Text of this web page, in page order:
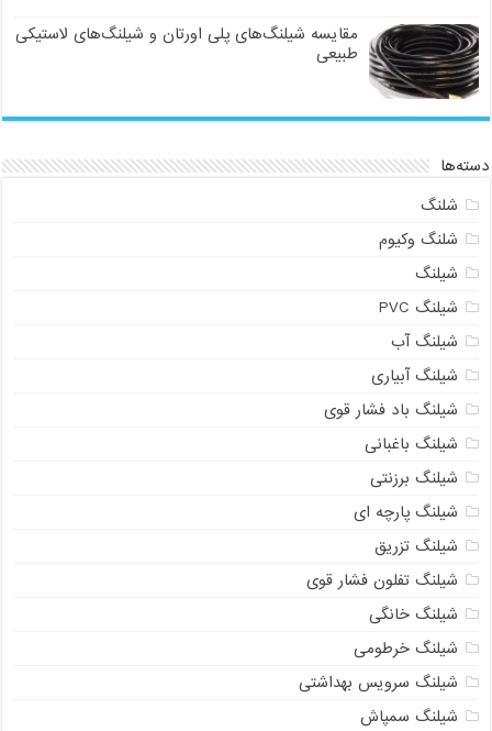
مقایسه شیلنگ‌های پلی اورتان و شیلنگ‌های لاستیکی
طبیعی
دسته‌ها
شلنگ
شلنگ وکیوم
شیلنگ
شیلنگ PVC
شیلنگ آب
شیلنگ آبیاری
شیلنگ باد فشار قوی
شیلنگ باغبانی
شیلنگ برزنتی
شیلنگ پارچه‌ ای
شیلنگ تزریق
شیلنگ تفلون فشار قوی
شیلنگ خانگی
شیلنگ خرطومی
شیلنگ سرویس بهداشتی
شیلنگ سمپاش